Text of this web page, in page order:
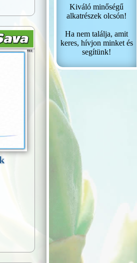
Kiváló minőségű
alkatrészek olcsón!
Ha nem találja, amit
keres, hívjon minket és
segítünk!